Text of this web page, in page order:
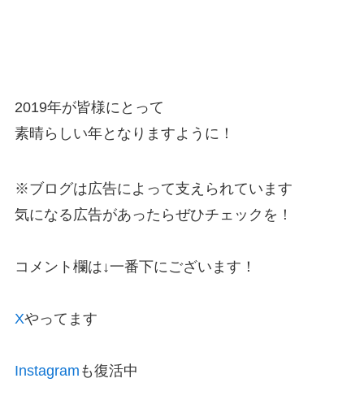
2019年が皆様にとって
素晴らしい年となりますように！
※ブログは広告によって支えられています
気になる広告があったらぜひチェックを！
コメント欄は↓一番下にございます！
Xやってます
Instagram も復活中